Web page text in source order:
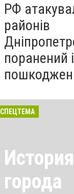
РФ
районів
поранений і
СПЕЦТЕМА
города